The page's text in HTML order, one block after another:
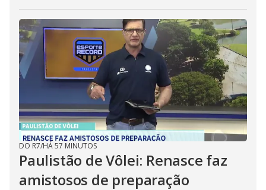
DO R7/HÁ 57 MINUTOS
Paulistão de Vôlei: Renasce faz
amistosos de preparação